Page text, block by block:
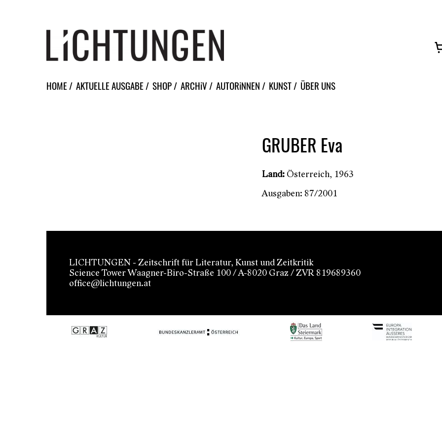
HOME AKTUELLE AUSGABE SHOP ARCHiV AUTORiNNEN KUNST ÜBER UNS
GRUBER Eva
Land: Österreich, 1963
Ausgaben: 87/2001
LICHTUNGEN - Zeitschrift für Literatur, Kunst und Zeitkritik
Science Tower Waagner-Biro-Straße 100 / A-8020 Graz / ZVR 819689360
office@lichtungen.at